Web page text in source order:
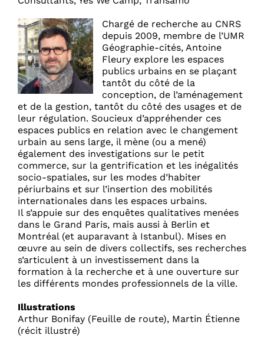
Chargé de recherche au CNRS
depuis 2009, membre de l’UMR
Géographie-cités, Antoine
Fleury explore les espaces
publics urbains en se plaçant
tantôt du côté de la
conception, de l’aménagement
et de la gestion, tantôt du côté des usages et de
leur régulation. Soucieux d’appréhender ces
espaces publics en relation avec le changement
urbain au sens large, il mène (ou a mené)
également des investigations sur le petit
commerce, sur la gentrification et les inégalités
socio-spatiales, sur les modes d’habiter
périurbains et sur l’insertion des mobilités
internationales dans les espaces urbains.
Il s’appuie sur des enquêtes qualitatives menées
dans le Grand Paris, mais aussi à Berlin et
Montréal (et auparavant à Istanbul). Mises en
œuvre au sein de divers collectifs, ses recherches
s’articulent à un investissement dans la
formation à la recherche et à une ouverture sur
les différents mondes professionnels de la ville.
Illustrations
Arthur Bonifay (Feuille de route), Martin Étienne
(récit illustré)